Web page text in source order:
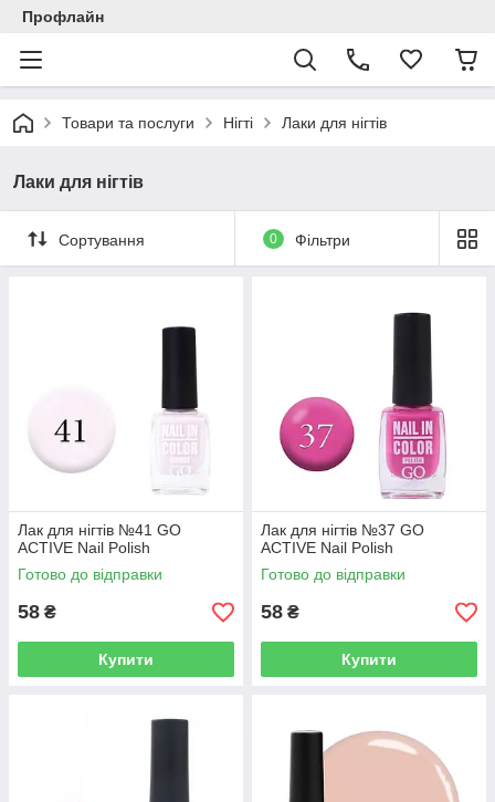
Профлайн
Товари та послуги Нігті Лаки для нігтів
Лаки для нігтів
Сортування 0 Фільтри
Лак для нігтів №41 GO
ACTIVE Nail Polish
Готово до відправки
58 ₴
Купити
Лак для нігтів №37 GO
ACTIVE Nail Polish
Готово до відправки
58 ₴
Купити